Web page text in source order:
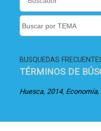
BUSQUEDAS
TÉRMINOS DE
Huesca, 2014, Economía,